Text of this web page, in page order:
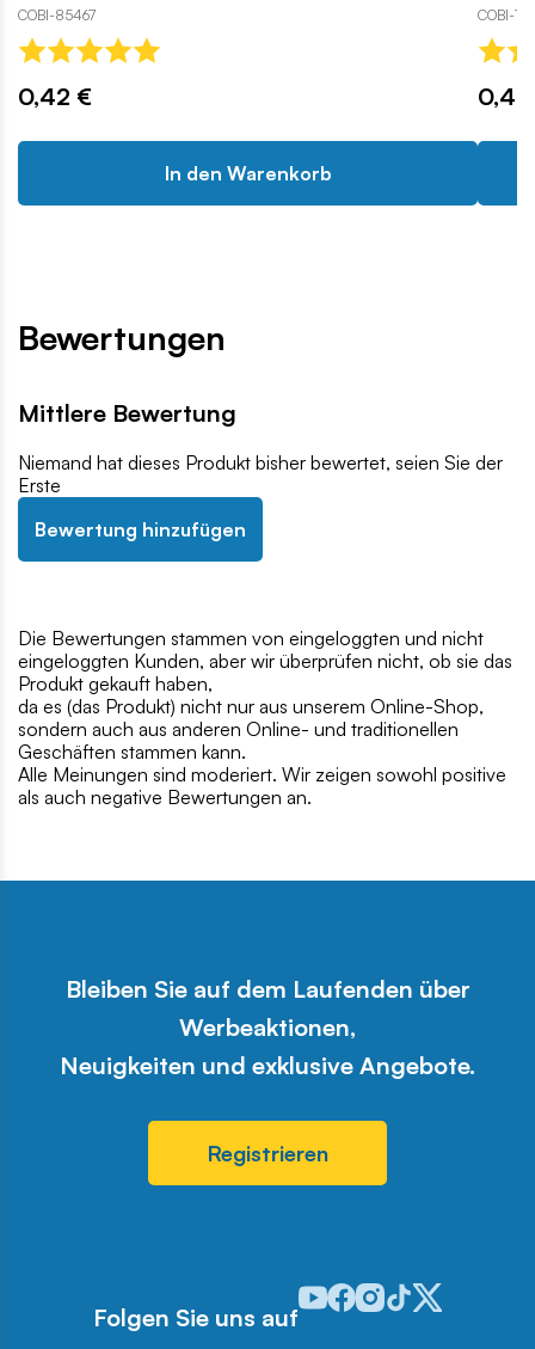
COBI-85467
0,42 €
In den Warenkorb
COBI-
Bewertungen
Mittlere Bewertung
Niemand hat dieses Produkt bisher bewertet, seien Sie der
Erste
Bewertung hinzufügen
Die Bewertungen stammen von eingeloggten und nicht
eingeloggten Kunden, aber wir überprüfen nicht, ob sie das
Produkt gekauft haben,
da es (das Produkt) nicht nur aus unserem Online-Shop,
sondern auch aus anderen Online- und traditionellen
Geschäften stammen kann.
Alle Meinungen sind moderiert. Wir zeigen sowohl positive
als auch negative Bewertungen an.
Bleiben Sie auf dem Laufenden über
Werbeaktionen,
Neuigkeiten und exklusive Angebote.
Registrieren
Folgen Sie uns auf
Odwiedź nasz profil w
Odwiedź nasz profil w
Odwiedź nasz profil w
Odwiedź nasz
Odwiedź nasz